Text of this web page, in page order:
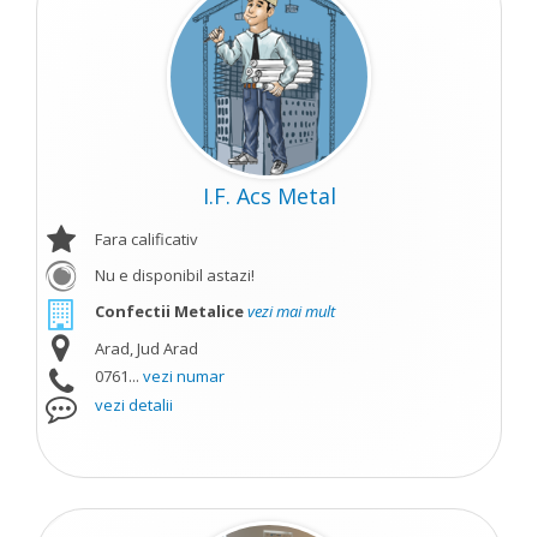
I.F. Acs Metal
Fara calificativ
Nu e disponibil astazi!
Confectii Metalicevezi mai mult
Arad, Jud Arad
0761... vezi numar
vezi detalii